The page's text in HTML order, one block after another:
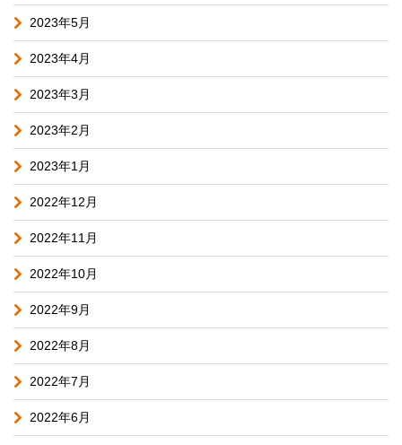
2023年5月
2023年4月
2023年3月
2023年2月
2023年1月
2022年12月
2022年11月
2022年10月
2022年9月
2022年8月
2022年7月
2022年6月